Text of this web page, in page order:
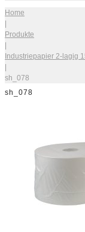
Home
|
Produkte
|
Industriepapier 2-lagig
|
sh_078
sh_078